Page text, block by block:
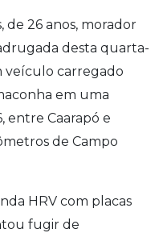
de 26 anos, morador
desta quarta-
veículo carregado
em uma
entre Caarapó e
de Campo
HRV com placas
fugir de